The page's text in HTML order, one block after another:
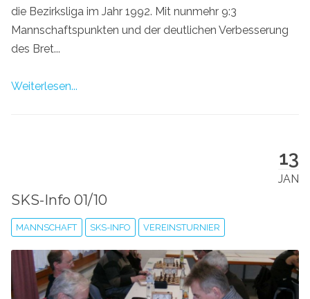
die Bezirksliga im Jahr 1992. Mit nunmehr 9:3
Mannschaftspunkten und der deutlichen Verbesserung
des Bret...
Weiterlesen...
13
JAN
SKS-Info 01/10
MANNSCHAFT SKS-INFO VEREINSTURNIER